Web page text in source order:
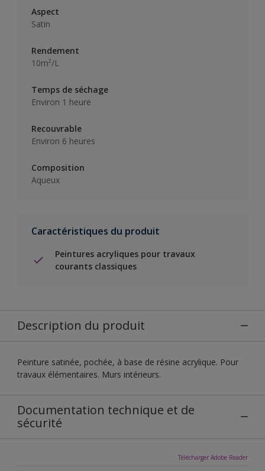
Aspect
Satin
Rendement
10m²/L
Temps de séchage
Environ 1 heure
Recouvrable
Environ 6 heures
Composition
Aqueux
Caractéristiques du produit
Peintures acryliques pour travaux
courants classiques
Description du produit
Peinture satinée, pochée, à base de résine acrylique. Pour
travaux élémentaires. Murs intérieurs.
Documentation technique et de
sécurité
Télécharger Adobe Reader